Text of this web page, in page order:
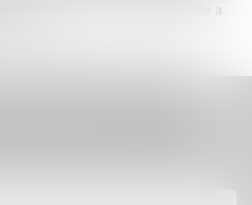
» en 2016 dont elle a
STACK Avocats en 2025.